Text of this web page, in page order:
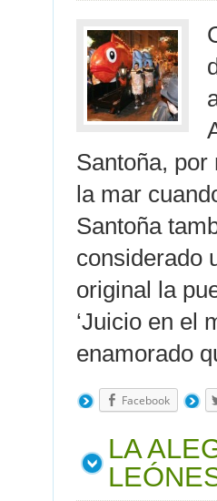
Santoña, por
la mar
Santoña
considerado
original la
‘Juicio en el
enamorado
Facebook
LA